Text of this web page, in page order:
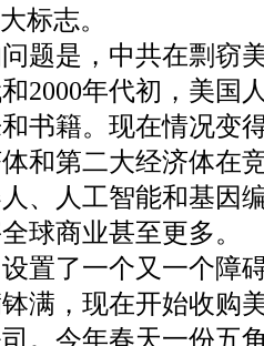
标志。
题是，中共在剽窃
2000年代初，美国
书籍。现在情况变
和第二大经济体在
、人工智能和基因
球商业甚至更多。
置了一个又一个障
钵满，现在开始收
。今年春天一份五